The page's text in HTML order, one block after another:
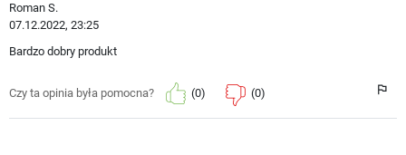
Roman S.
07.12.2022, 23:25
Bardzo dobry produkt
Czy ta opinia była pomocna? (0) (0)